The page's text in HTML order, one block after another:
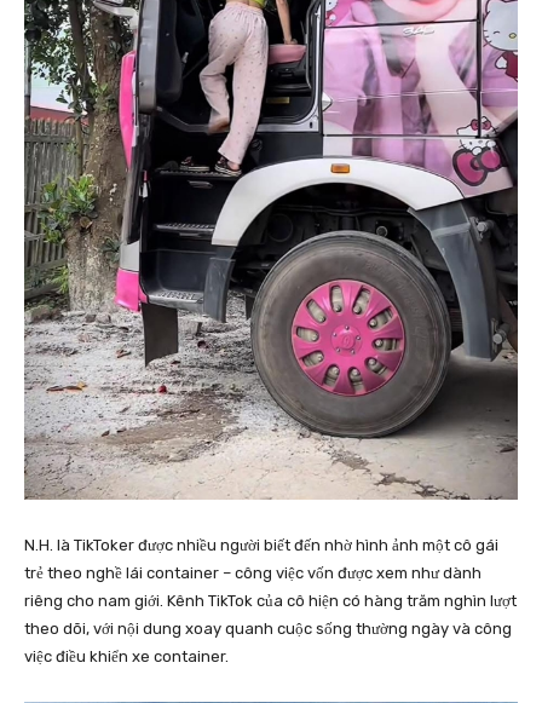
N.H. là TikToker được nhiều người biết đến nhờ hình ảnh một cô gái
trẻ theo nghề lái container – công việc vốn được xem như dành
riêng cho nam giới. Kênh TikTok của cô hiện có hàng trăm nghìn lượt
theo dõi, với nội dung xoay quanh cuộc sống thường ngày và công
việc điều khiển xe container.